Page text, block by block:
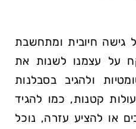
גישה חיובית ומתחשבת
על עצמנו לשנות את
ולהגיב בסבלנות
קטנות, כמו להגיד
או להציע עזרה, נוכל